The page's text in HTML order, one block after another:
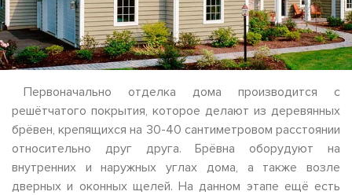
Первоначально отделка дома производится с
решётчатого покрытия, которое делают из деревянных
брёвен, крепящихся на 30-40 сантиметровом расстоянии
относительно друг друга. Брёвна оборудуют на
внутренних и наружных углах дома, а также возле
дверных и оконных щелей. На данном этапе ещё есть